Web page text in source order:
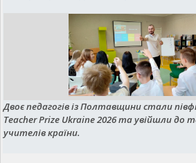
Двоє педагогів із Полтавщини стали
Teacher Prize Ukraine 2026 та увійшли до
учителів країни.